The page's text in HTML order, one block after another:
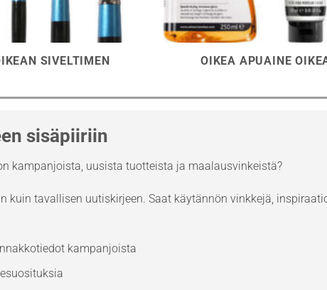
SIVELTIMEN OIKEA APUAINE
sisäpiiriin
kampanjoista, uusista tuotteista ja maalausvinkeistä?
kuin tavallisen uutiskirjeen. Saat käytännön vinkkejä,
kampanjoista